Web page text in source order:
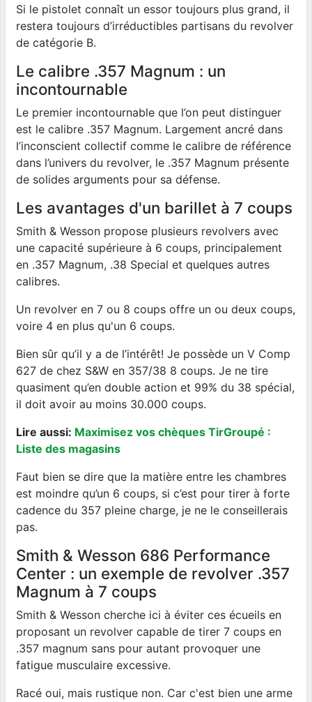
Si le pistolet connaît un essor toujours plus grand, il
restera toujours d’irréductibles partisans du revolver
de catégorie B.
Le calibre .357 Magnum : un
incontournable
Le premier incontournable que l’on peut distinguer
est le calibre .357 Magnum. Largement ancré dans
l’inconscient collectif comme le calibre de référence
dans l’univers du revolver, le .357 Magnum présente
de solides arguments pour sa défense.
Les avantages d'un barillet à 7 coups
Smith & Wesson propose plusieurs revolvers avec
une capacité supérieure à 6 coups, principalement
en .357 Magnum, .38 Special et quelques autres
calibres.
Un revolver en 7 ou 8 coups offre un ou deux coups,
voire 4 en plus qu'un 6 coups.
Bien sûr qu’il y a de l’intérêt! Je possède un V Comp
627 de chez S&W en 357/38 8 coups. Je ne tire
quasiment qu’en double action et 99% du 38 spécial,
il doit avoir au moins 30.000 coups.
Lire aussi: Maximisez vos chèques TirGroupé :
Liste des magasins
Faut bien se dire que la matière entre les chambres
est moindre qu’un 6 coups, si c’est pour tirer à forte
cadence du 357 pleine charge, je ne le conseillerais
pas.
Smith & Wesson 686 Performance
Center : un exemple de revolver .357
Magnum à 7 coups
Smith & Wesson cherche ici à éviter ces écueils en
proposant un revolver capable de tirer 7 coups en
.357 magnum sans pour autant provoquer une
fatigue musculaire excessive.
Racé oui, mais rustique non. Car c'est bien une arme